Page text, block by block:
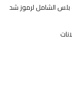
بلس الشامل لرموز شد